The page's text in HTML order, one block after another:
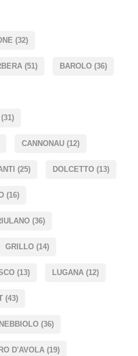
(32)
(51) BAROLO (36)
(31)
CANNONAU (12)
(25) DOLCETTO (13)
(16)
(36)
GRILLO (14)
(13) LUGANA (12)
(43)
NEBBIOLO (36)
D'AVOLA (19)